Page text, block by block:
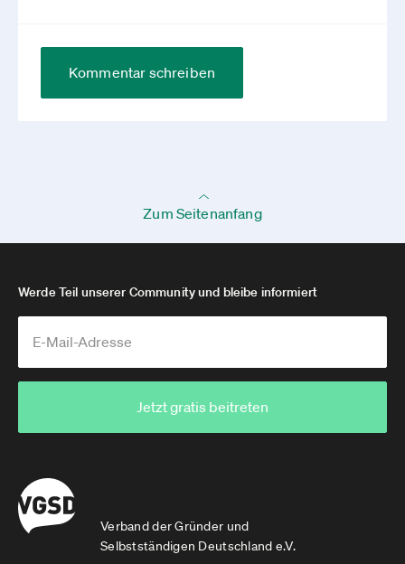
Kommentar schreiben
Zum Seitenanfang
Verband der Gründer und
Selbstständigen Deutschland e.V.
Werde Teil unserer Community und bleibe informiert
Jetzt gratis beitreten